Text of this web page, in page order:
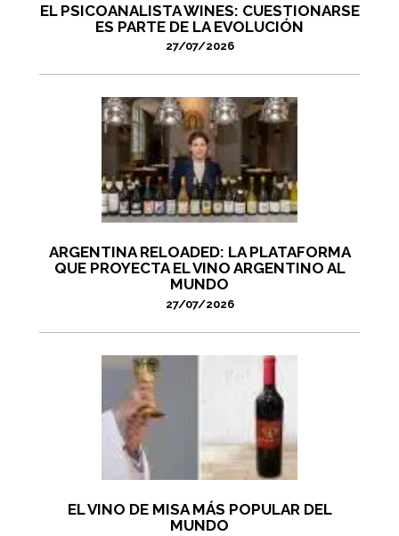
EL PSICOANALISTA WINES: CUESTIONARSE
ES PARTE DE LA EVOLUCIÓN
27/07/2026
ARGENTINA RELOADED: LA PLATAFORMA
QUE PROYECTA EL VINO ARGENTINO AL
MUNDO
27/07/2026
EL VINO DE MISA MÁS POPULAR DEL
MUNDO